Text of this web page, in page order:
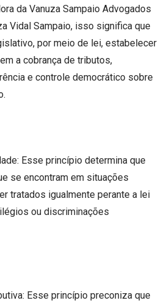
da Vanuza Sampaio Advogados
Vidal Sampaio, isso significa que
por meio de lei, estabelecer
a cobrança de tributos,
e controle democrático sobre
Esse princípio determina que
se encontram em situações
tratados igualmente perante a lei
ou discriminações
Esse princípio preconiza que